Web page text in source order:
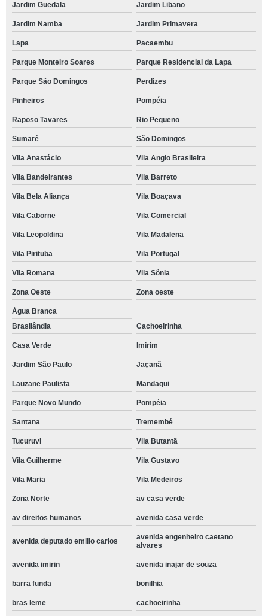
Jardim Guedala Jardim Libano
Jardim Namba Jardim Primavera
Lapa Pacaembu
Parque Monteiro Soares Parque Residencial da Lapa
Parque São Domingos Perdizes
Pinheiros Pompéia
Raposo Tavares Rio Pequeno
Sumaré São Domingos
Vila Anastácio Vila Anglo Brasileira
Vila Bandeirantes Vila Barreto
Vila Bela Aliança Vila Boaçava
Vila Caborne Vila Comercial
Vila Leopoldina Vila Madalena
Vila Pirituba Vila Portugal
Vila Romana Vila Sônia
Zona Oeste Zona oeste
Água Branca
Brasilândia
Cachoeirinha
Casa Verde Imirim
Jardim São Paulo Jaçanã
Lauzane Paulista Mandaqui
Parque Novo Mundo Pompéia
Santana Tremembé
Tucuruvi Vila Butantã
Vila Guilherme Vila Gustavo
Vila Maria Vila Medeiros
Zona Norte av casa verde
av direitos humanos avenida casa verde
avenida deputado emilio carlos
avenida engenheiro caetano
alvares
avenida imirin avenida inajar de souza
barra funda bonilhia
bras leme cachoeirinha